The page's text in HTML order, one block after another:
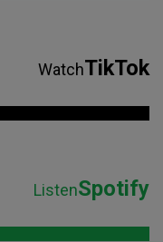
WatchTikTok
ListenSpotify